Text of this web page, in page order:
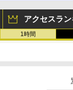
アクセスラ
1時間